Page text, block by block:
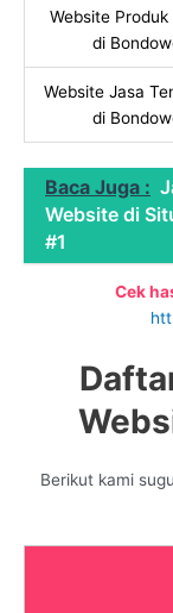
Website Produk
di
Website Jasa
di
Baca Juga :
Website di
#1
Cek
Berikut kami